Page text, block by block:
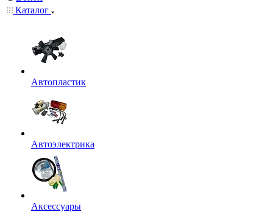
Каталог
Автопластик
Автоэлектрика
Аксессуары